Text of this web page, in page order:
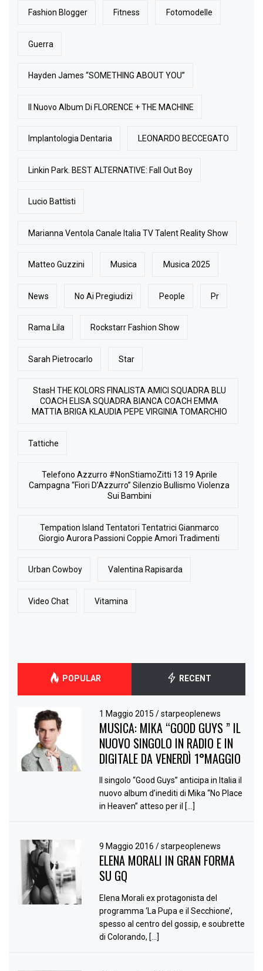
Fashion Blogger Fitness Fotomodelle
Guerra
Hayden James “SOMETHING ABOUT YOU”
Il Nuovo Album Di FLORENCE + THE MACHINE
Implantologia Dentaria LEONARDO BECCEGATO
Linkin Park. BEST ALTERNATIVE: Fall Out Boy
Lucio Battisti
Marianna Ventola Canale Italia TV Talent Reality Show
Matteo Guzzini Musica Musica 2025
News No Ai Pregiudizi People Pr
Rama Lila Rockstarr Fashion Show
Sarah Pietrocarlo Star
StasH THE KOLORS FINALISTA AMICI SQUADRA BLU
COACH ELISA SQUADRA BIANCA COACH EMMA
MATTIA BRIGA KLAUDIA PEPE VIRGINIA TOMARCHIO
Tattiche
Telefono Azzurro #NonStiamoZitti 13 19 Aprile
Campagna “Fiori D’Azzurro” Silenzio Bullismo Violenza
Sui Bambini
Tempation Island Tentatori Tentatrici Gianmarco
Giorgio Aurora Passioni Coppie Amori Tradimenti
Urban Cowboy Valentina Rapisarda
Video Chat Vitamina
POPULAR RECENT
1 Maggio 2015/ starpeoplenews
MUSICA: MIKA “GOOD GUYS ” IL
NUOVO SINGOLO IN RADIO E IN
DIGITALE DA VENERDÌ 1°MAGGIO
Il singolo “Good Guys” anticipa in Italia il
nuovo album d’inediti di Mika “No Place
in Heaven” atteso per il […]
9 Maggio 2016/ starpeoplenews
ELENA MORALI IN GRAN FORMA
SU GQ
Elena Morali ex protagonista del
programma ‘La Pupa e il Secchione’,
spesso al centro del gossip, e soubrette
di Colorando, […]